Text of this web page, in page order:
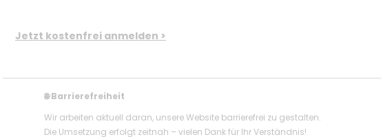
Jetzt kostenfrei anmelden >
🌐Barrierefreiheit
Wir arbeiten aktuell daran, unsere Website barrierefrei zu gestalten.
Die Umsetzung erfolgt zeitnah – vielen Dank für Ihr Verständnis!